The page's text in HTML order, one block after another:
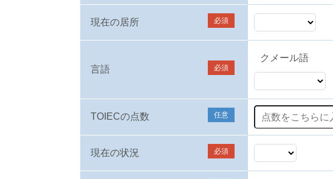
現在の居所 必須
言語 必須
クメール語
TOIECの点数 任意
現在の状況 必須